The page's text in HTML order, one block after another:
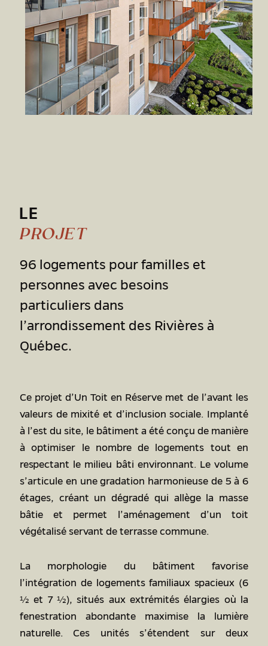
LE
PROJET
96 logements pour familles et
personnes avec besoins
particuliers dans
l’arrondissement des Rivières à
Québec.
Ce projet d’Un Toit en Réserve met de l’avant les
valeurs de mixité et d’inclusion sociale. Implanté
à l’est du site, le bâtiment a été conçu de manière
à optimiser le nombre de logements tout en
respectant le milieu bâti environnant. Le volume
s’articule en une gradation harmonieuse de 5 à 6
étages, créant un dégradé qui allège la masse
bâtie et permet l’aménagement d’un toit
végétalisé servant de terrasse commune.
La morphologie du bâtiment favorise
l’intégration de logements familiaux spacieux (6
½ et 7 ½), situés aux extrémités élargies où la
fenestration abondante maximise la lumière
naturelle. Ces unités s’étendent sur deux